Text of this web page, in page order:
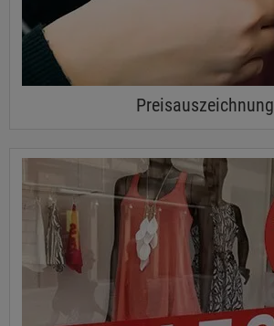
Preisauszeichnung